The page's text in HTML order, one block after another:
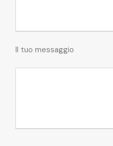
Il tuo messaggio